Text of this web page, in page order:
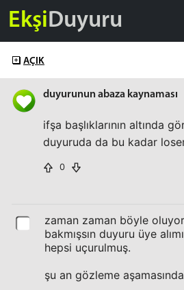
EkşiDuyuru
AÇIK
duyurunun abaza kaynaması
ifşa başlıklarının altında
duyuruda da bu kadar
0
zaman zaman böyle
bakmışsın duyuru üye
hepsi uçurulmuş.
şu an gözleme